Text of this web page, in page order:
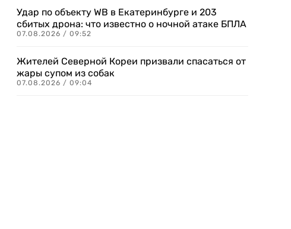
Удар по объекту WB в Екатеринбурге и 203
сбитых дрона: что известно о ночной атаке БПЛА
07.08.2026 / 09:52
Жителей Северной Кореи призвали спасаться от
жары супом из собак
07.08.2026 / 09:04